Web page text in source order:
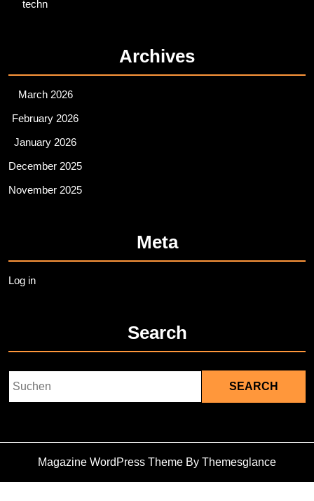
techn
Archives
March 2026
February 2026
January 2026
December 2025
November 2025
Meta
Log in
Search
Magazine WordPress Theme By Themesglance